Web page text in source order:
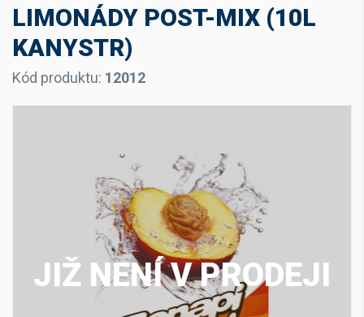
LIMONÁDY POST-MIX (10L
KANYSTR)
Kód produktu: 12012
JIŽ NENÍ V PRODEJI